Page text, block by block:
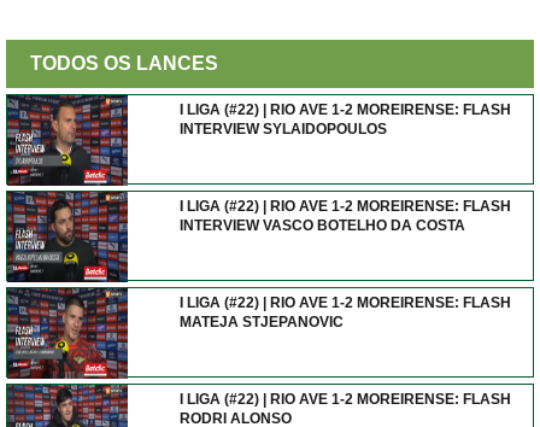
TODOS OS LANCES
I LIGA (#22) | RIO AVE 1-2 MOREIRENSE: FLASH
INTERVIEW SYLAIDOPOULOS
I LIGA (#22) | RIO AVE 1-2 MOREIRENSE: FLASH
INTERVIEW VASCO BOTELHO DA COSTA
I LIGA (#22) | RIO AVE 1-2 MOREIRENSE: FLASH
MATEJA STJEPANOVIC
I LIGA (#22) | RIO AVE 1-2 MOREIRENSE: FLASH
RODRI ALONSO